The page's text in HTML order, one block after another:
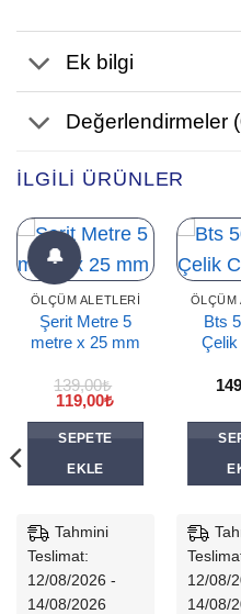
Ek bilgi
Değerlendirmeler
İLGILI ÜRÜNLER
🔔
ÖLÇÜM ALETLERI
Şerit Metre 5
metre x 25 mm
139,00₺
Orijinal
fiyat:
139,00₺.
119,00₺Şu
SEPETE
EKLE
Tahmini
Teslimat:
12/08/2026 -
14/08/2026
ÖLÇÜM
Bts
12/08/
14/08/